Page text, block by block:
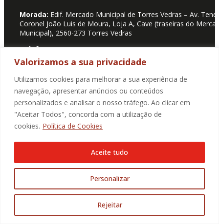
Valorizamos a sua privacidade
Utilizamos cookies para melhorar a sua experiência de
navegação, apresentar anúncios ou conteúdos
personalizados e analisar o nosso tráfego. Ao clicar em
"Aceitar Todos", concorda com a utilização de
cookies. Política de Cookies
Personalizar
Rejeitar
Aceite tudo
Morada: Edif. Mercado Municipal de Torres Vedras – Av.
Coronel João Luis de Moura, Loja A, Cave (traseiras do
Municipal), 2560-273 Torres Vedras
Telefone: 261 094 746 (Chamada para rede fixa nacional)
E-mail: geral@promotorres.pt
SIGA-NOS